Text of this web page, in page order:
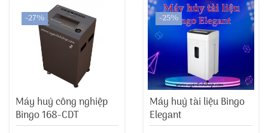
-27%
Máy huỷ công nghiệp
Bingo 168-CDT
-25%
Máy huỷ tài liệu Bingo
Elegant